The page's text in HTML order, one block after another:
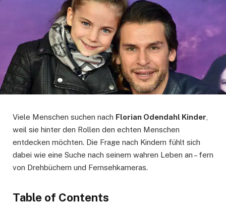
Viele Menschen suchen nach Florian Odendahl Kinder
weil sie hinter den Rollen den echten Menschen
entdecken möchten. Die Frage nach Kindern fühlt sich
dabei wie eine Suche nach seinem wahren Leben an – fern
von Drehbüchern und Fernsehkameras.
Table of Contents